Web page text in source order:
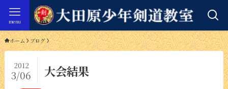
menu
ホーム ブログ
大会結果
2012
3/06